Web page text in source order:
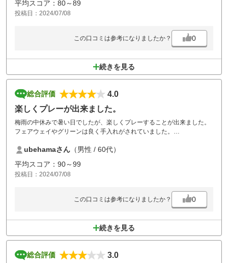
平均スコア：80～89
投稿日：2024/07/08
この口コミは参考になりましたか？ 0
続きを見る
総合評価
4.0
楽しくプレーが出来ました。
梅雨の中休みで暑い日でしたが、楽しくプレーすることが出来ました。
フェアウェイやグリーンは良く手入れがされていました。
いですね。
ubehamaさん （男性 / 60代）
平均スコア：90～99
投稿日：2024/07/08
この口コミは参考になりましたか？ 0
続きを見る
総合評価 3.0